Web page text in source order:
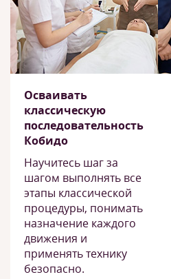
Осваивать
классическую
последовательность
Кобидо
Научитесь шаг за
шагом выполнять все
этапы классической
процедуры, понимать
назначение каждого
движения и
применять технику
безопасно.